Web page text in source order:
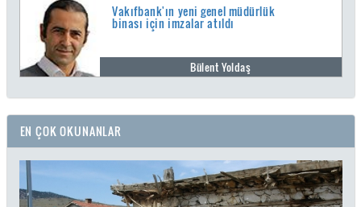
Vakıfbank'ın yeni genel müdürlük
binası için imzalar atıldı
Bülent Yoldaş
EN ÇOK OKUNANLAR